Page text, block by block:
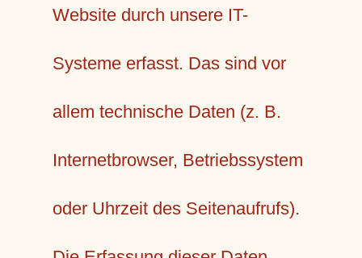
Website durch unsere IT-
Systeme erfasst. Das sind vor
allem technische Daten (z. B.
Internetbrowser, Betriebssystem
oder Uhrzeit des Seitenaufrufs).